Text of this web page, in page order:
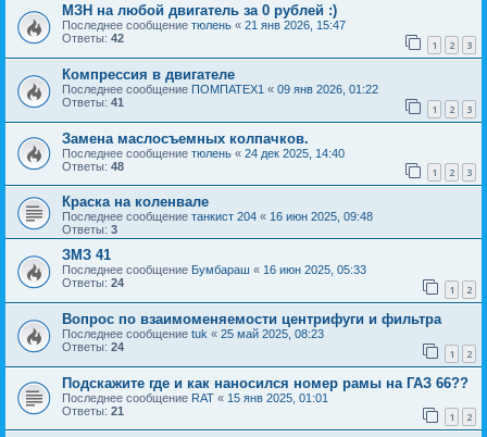
МЗН на любой двигатель за 0 рублей :)
Последнее сообщение тюлень « 21 янв 2026, 15:47
Ответы: 42 1 2 3
Компрессия в двигателе
Последнее сообщение ПОМПАТЕХ1 « 09 янв 2026, 01:22
Ответы: 41 1 2 3
Замена маслосъемных колпачков.
Последнее сообщение тюлень « 24 дек 2025, 14:40
Ответы: 48 1 2 3
Краска на коленвале
Последнее сообщение танкист 204 « 16 июн 2025, 09:48
Ответы: 3
ЗМЗ 41
Последнее сообщение Бумбараш « 16 июн 2025, 05:33
Ответы: 24 1 2
Вопрос по взаимоменяемости центрифуги и фильтра
Последнее сообщение tuk « 25 май 2025, 08:23
Ответы: 24 1 2
Подскажите где и как наносился номер рамы на ГАЗ 66??
Последнее сообщение RAT « 15 янв 2025, 01:01
Ответы: 21 1 2